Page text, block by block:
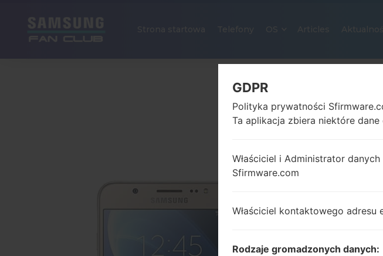
OFICJALNE
GDPR
Polityka prywatności
Ta aplikacja zbiera niektóre
Właściciel i Administrator danych
Sfirmware.com
Właściciel kontaktowego adresu
Rodzaje gromadzonych danych: